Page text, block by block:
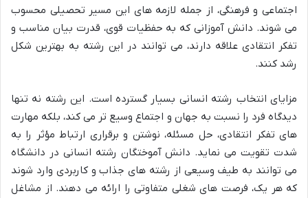
اجتماعی و فرهنگی، از جمله لازمه های این مسیر تحصیلی محسوب
می شوند. دانش آموزانی که به حفظیات قوی، قدرت بیان مناسب و
تفکر انتقادی علاقه دارند، می توانند در این رشته به بهترین شکل
رشد کنند.
مزایای انتخاب رشته انسانی بسیار گسترده است. این رشته نه تنها
دیدگاه فرد را نسبت به جهان و اجتماع وسیع تر می کند، بلکه مهارت
های تفکر انتقادی، حل مسئله، نوشتن و برقراری ارتباط مؤثر را به
شدت تقویت می نماید. دانش آموختگان رشته انسانی در دانشگاه
می توانند به طیف وسیعی از رشته های جذاب و کاربردی وارد شوند
که هر یک، فرصت های شغلی متفاوتی را ارائه می دهند. از مشاغل